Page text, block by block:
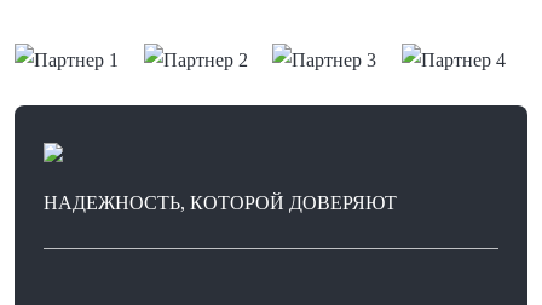
НАДЕЖНОСТЬ, КОТОРОЙ ДОВЕРЯЮТ